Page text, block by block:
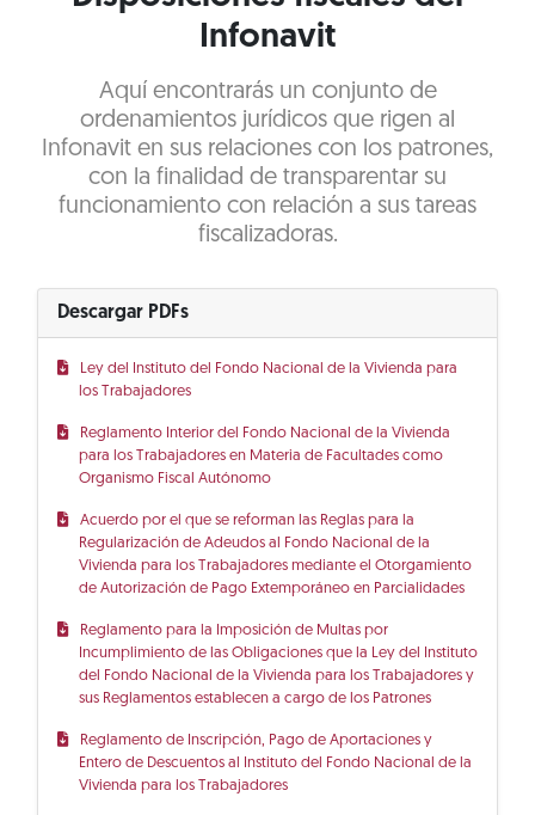
Infonavit
Aquí encontrarás un conjunto de
ordenamientos jurídicos que rigen al
Infonavit en sus relaciones con los patrones,
con la finalidad de transparentar su
funcionamiento con relación a sus tareas
fiscalizadoras.
Descargar PDFs
Ley del Instituto del Fondo Nacional de la Vivienda para
los Trabajadores
Reglamento Interior del Fondo Nacional de la Vivienda
para los Trabajadores en Materia de Facultades como
Organismo Fiscal Autónomo
Acuerdo por el que se reforman las Reglas para la
Regularización de Adeudos al Fondo Nacional de la
Vivienda para los Trabajadores mediante el Otorgamiento
de Autorización de Pago Extemporáneo en Parcialidades
Reglamento para la Imposición de Multas por
Incumplimiento de las Obligaciones que la Ley del Instituto
del Fondo Nacional de la Vivienda para los Trabajadores y
sus Reglamentos establecen a cargo de los Patrones
Reglamento de Inscripción, Pago de Aportaciones y
Entero de Descuentos al Instituto del Fondo Nacional de la
Vivienda para los Trabajadores